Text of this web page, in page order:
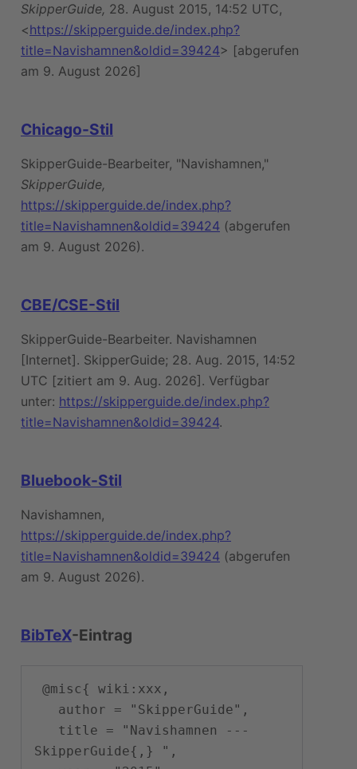
SkipperGuide, 28. August 2015, 14:52 UTC,
<https://skipperguide.de/index.php?
title=Navishamnen&oldid=39424> [abgerufen
am 9. August 2026]
Chicago-Stil
SkipperGuide-Bearbeiter, "Navishamnen,"
SkipperGuide,
https://skipperguide.de/index.php?
title=Navishamnen&oldid=39424 (abgerufen
am 9. August 2026).
CBE/CSE-Stil
SkipperGuide-Bearbeiter. Navishamnen
[Internet]. SkipperGuide; 28. Aug. 2015, 14:52
UTC [zitiert am 9. Aug. 2026]. Verfügbar
unter: https://skipperguide.de/index.php?
title=Navishamnen&oldid=39424.
Bluebook-Stil
Navishamnen,
https://skipperguide.de/index.php?
title=Navishamnen&oldid=39424 (abgerufen
am 9. August 2026).
BibTeX-Eintrag
SkipperGuide{,} ",